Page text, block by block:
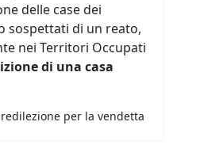
delle case dei
sospettati di un reato,
nei Territori Occupati
di una casa
per la vendetta